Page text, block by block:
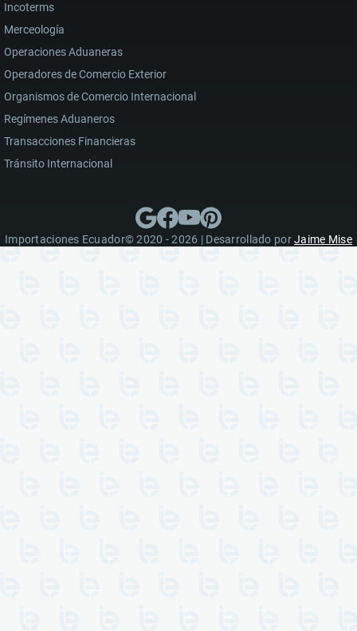
Incoterms
Merceología
Operaciones Aduaneras
Operadores de Comercio Exterior
Organismos de Comercio Internacional
Regímenes Aduaneros
Transacciones Financieras
Tránsito Internacional
Importaciones Ecuador© 2020 - 2026 | Desarrollado porJaime Mise